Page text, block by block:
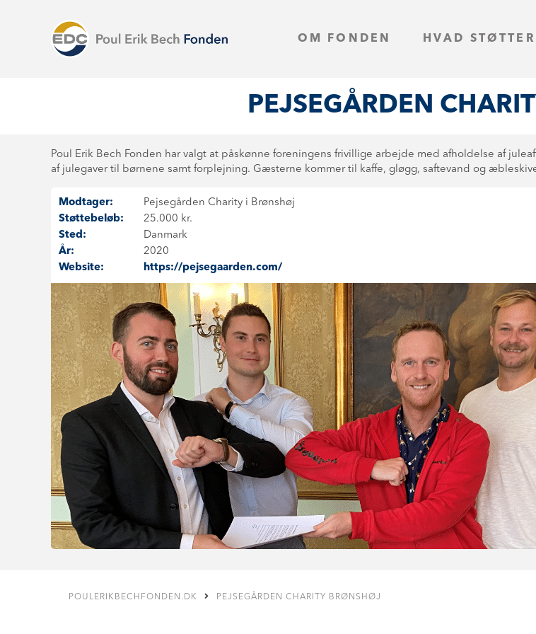
OM FONDEN HVAD
PEJSEGÅRDEN
Poul Erik Bech Fonden har valgt at påskønne foreningens frivillige arbejde med afholdelse af
af julegaver til børnene samt forplejning. Gæsterne kommer til kaffe, gløgg, saftevand og
Modtager:
Pejsegården Charity i Brønshøj
Støttebeløb:
25.000 kr.
Sted:
Danmark
År:
2020
Website:
https://pejsegaarden.com/
POULERIKBECHFONDEN.DK PEJSEGÅRDEN CHARITY BRØNSHØJ